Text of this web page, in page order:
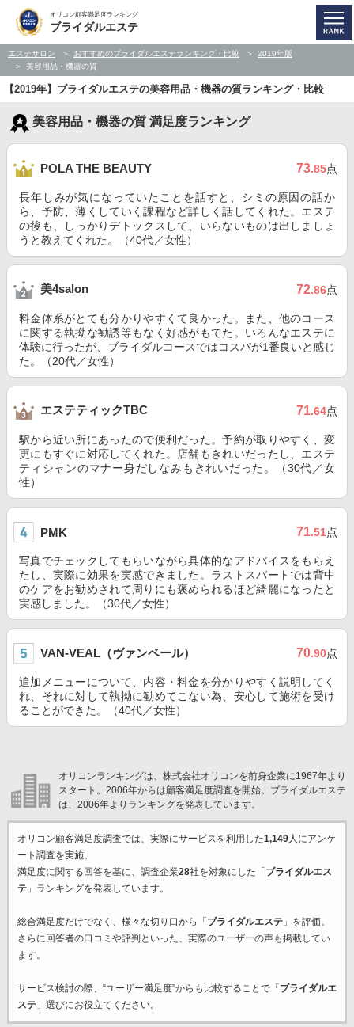
オリコン顧客満足度ランキング
ブライダルエステ
エステサロン おすすめのブライダルエステランキング・比較
2019年版
美容用品・機器の質
【2019年】ブライダルエステの美容用品・機器の質ランキング・比較
美容用品・機器の質 満足度ランキング
POLA THE BEAUTY 73.85点
長年しみが気になっていたことを話すと、シミの原因の話か
ら、予防、薄くしていく課程など詳しく話してくれた。エステ
の後も、しっかりデトックスして、いらないものは出しましょ
うと教えてくれた。（40代／女性）
美4salon 72.86点
料金体系がとても分かりやすくて良かった。また、他のコース
に関する執拗な勧誘等もなく好感がもてた。いろんなエステに
体験に行ったが、ブライダルコースではコスパが1番良いと感じ
た。（20代／女性）
エステティックTBC 71.64点
駅から近い所にあったので便利だった。予約が取りやすく、変
更にもすぐに対応してくれた。店舗もきれいだったし、エステ
ティシャンのマナー身だしなみもきれいだった。（30代／女
性）
PMK 71.51点
写真でチェックしてもらいながら具体的なアドバイスをもらえ
たし、実際に効果を実感できました。ラストスパートでは背中
のケアをお勧めされて周りにも褒められるほど綺麗になったと
実感しました。（30代／女性）
VAN-VEAL（ヴァンベール） 70.90点
追加メニューについて、内容・料金を分かりやすく説明してく
れ、それに対して執拗に勧めてこない為、安心して施術を受け
ることができた。（40代／女性）
オリコンランキングは、株式会社オリコンを前身企業に1967年より
スタート。2006年からは顧客満足度調査を開始。ブライダルエステ
は、2006年よりランキングを発表しています。
オリコン顧客満足度調査では、実際にサービスを利用した1,149人にアンケ
ート調査を実施。
満足度に関する回答を基に、調査企業28社を対象にした「 ブライダルエス
テ」ランキングを発表しています。
総合満足度だけでなく、様々な切り口から「 ブライダルエステ」を評価。
さらに回答者の口コミや評判といった、実際のユーザーの声も掲載してい
ます。
サービス検討の際、“ユーザー満足度”からも比較することで「 ブライダルエ
ステ」選びにお役立てください。